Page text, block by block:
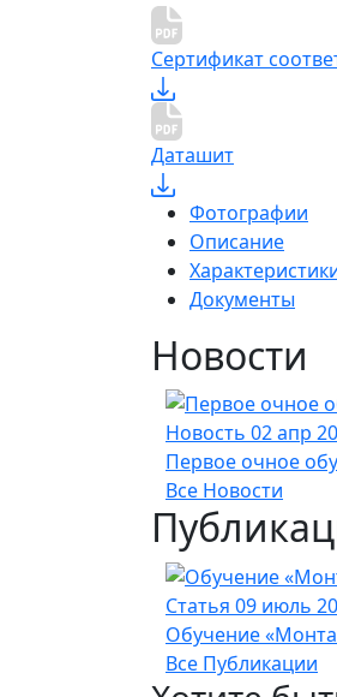
Сертификат
Даташит
Фотографии
Описание
Документы
Новости
Новость 02 апр
Первое очное
Все Новости
Статья 09 июль
Обучение
Все Публикации